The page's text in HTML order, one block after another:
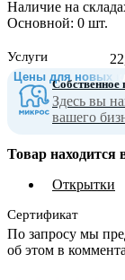
Цены для новых
Наличие на
Основной: 0 шт.
Услуги
Собственное
Здесь вы
вашего
Товар находится
Открытки
Сертификат
По запросу мы
об этом в